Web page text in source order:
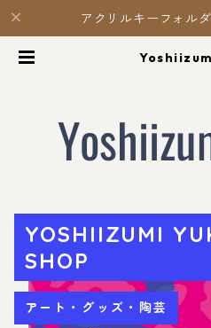
アクリルキーフォル
YOSHIIZUMI
SHOP
アート・グッズ・陶芸